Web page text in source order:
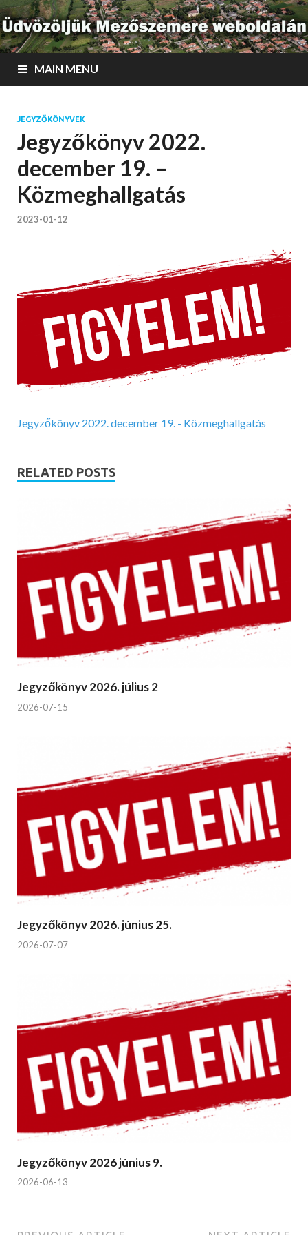
MAIN MENU
JEGYZŐKÖNYVEK
Jegyzőkönyv 2022.
december 19. –
Közmeghallgatás
2023-01-12
Jegyzőkönyv 2022. december 19. - Közmeghallgatás
RELATED POSTS
Jegyzőkönyv 2026. július 2
2026-07-15
Jegyzőkönyv 2026. június 25.
2026-07-07
Jegyzőkönyv 2026 június 9.
2026-06-13